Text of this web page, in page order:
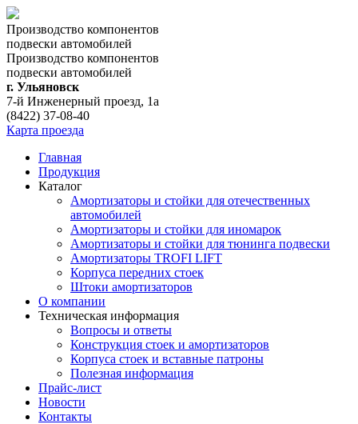
Производство компонентов
подвески автомобилей
Производство компонентов
подвески автомобилей
г. Ульяновск
7-й Инженерный проезд, 1а
(8422) 37-08-40
Карта проезда
Главная
Продукция
Каталог
Амортизаторы и стойки для отечественных
автомобилей
Амортизаторы и стойки для иномарок
Амортизаторы и стойки для тюнинга подвeски
Амортизаторы TROFI LIFT
Корпуса передних стоек
Штоки амортизаторов
О компании
Техническая информация
Вопросы и ответы
Конструкция стоек и амортизаторов
Корпуса стоек и вставные патроны
Полезная информация
Прайс-лист
Новости
Контакты